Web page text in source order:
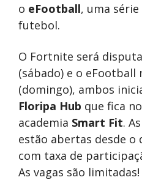
o eFootball, uma
futebol.
O Fortnite será
(sábado) e o eFootball
(domingo), ambos
Floripa Hub que fica
academia Smart Fit.
estão abertas desde o
com taxa de
As vagas são